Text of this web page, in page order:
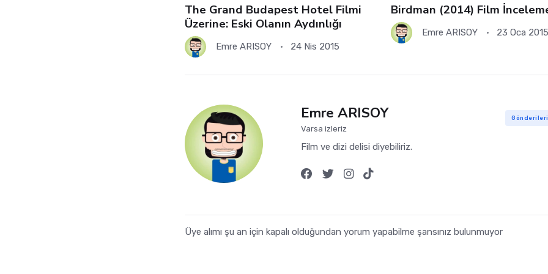
The Grand Budapest Hotel Filmi
Üzerine: Eski Olanın Aydınlığı
Emre ARISOY 24 Nis 2015
Birdman (2014) Film
Emre ARISOY 23 Oca
Emre ARISOY
Varsa izleriz
Film ve dizi delisi diyebiliriz.
Üye alımı şu an için kapalı olduğundan yorum yapabilme şansınız bulunmuyor